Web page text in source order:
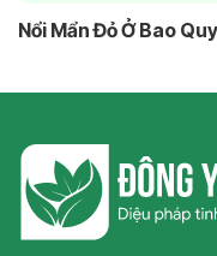
Nổi Mẩn Đỏ Ở Bao